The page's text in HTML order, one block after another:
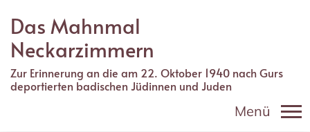
zum
Inhalt
Das Mahnmal
Neckarzimmern
Zur Erinnerung an die am 22. Oktober 1940 nach Gurs
deportierten badischen Jüdinnen und Juden
Menü